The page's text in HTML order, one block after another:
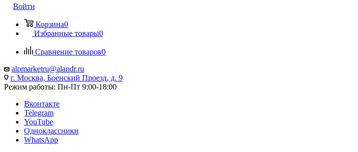
Войти
Корзина0
Избранные товары0
Сравнение товаров0
alpmarketru@alandr.ru
г. Москва, Боенский Проезд, д. 9
Режим работы: Пн-Пт 9:00-18:00
Вконтакте
Telegram
YouTube
Одноклассники
WhatsApp